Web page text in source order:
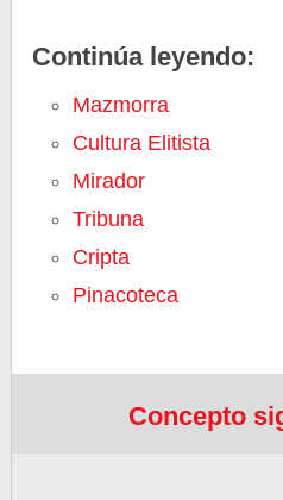
Continúa leyendo:
Mazmorra
Cultura Elitista
Mirador
Tribuna
Cripta
Pinacoteca
Concepto